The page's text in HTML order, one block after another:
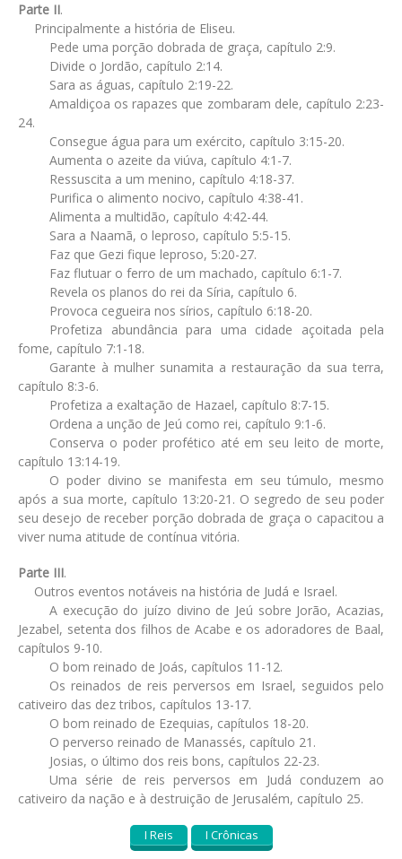
Parte II.
Principalmente a história de Eliseu.
Pede uma porção dobrada de graça, capítulo 2:9.
Divide o Jordão, capítulo 2:14.
Sara as águas, capítulo 2:19-22.
Amaldiçoa os rapazes que zombaram dele, capítulo 2:23-
24.
Consegue água para um exército, capítulo 3:15-20.
Aumenta o azeite da viúva, capítulo 4:1-7.
Ressuscita a um menino, capítulo 4:18-37.
Purifica o alimento nocivo, capítulo 4:38-41.
Alimenta a multidão, capítulo 4:42-44.
Sara a Naamã, o leproso, capítulo 5:5-15.
Faz que Gezi fique leproso, 5:20-27.
Faz flutuar o ferro de um machado, capítulo 6:1-7.
Revela os planos do rei da Síria, capítulo 6.
Provoca cegueira nos sírios, capítulo 6:18-20.
Profetiza abundância para uma cidade açoitada pela
fome, capítulo 7:1-18.
Garante à mulher sunamita a restauração da sua terra,
capítulo 8:3-6.
Profetiza a exaltação de Hazael, capítulo 8:7-15.
Ordena a unção de Jeú como rei, capítulo 9:1-6.
Conserva o poder profético até em seu leito de morte,
capítulo 13:14-19.
O poder divino se manifesta em seu túmulo, mesmo
após a sua morte, capítulo 13:20-21. O segredo de seu poder
seu desejo de receber porção dobrada de graça o capacitou a
viver numa atitude de contínua vitória.
Parte III.
Outros eventos notáveis na história de Judá e Israel.
A execução do juízo divino de Jeú sobre Jorão, Acazias,
Jezabel, setenta dos filhos de Acabe e os adoradores de Baal,
capítulos 9-10.
O bom reinado de Joás, capítulos 11-12.
Os reinados de reis perversos em Israel, seguidos pelo
cativeiro das dez tribos, capítulos 13-17.
O bom reinado de Ezequias, capítulos 18-20.
O perverso reinado de Manassés, capítulo 21.
Josias, o último dos reis bons, capítulos 22-23.
Uma série de reis perversos em Judá conduzem ao
cativeiro da nação e à destruição de Jerusalém, capítulo 25.
I Reis I Crônicas